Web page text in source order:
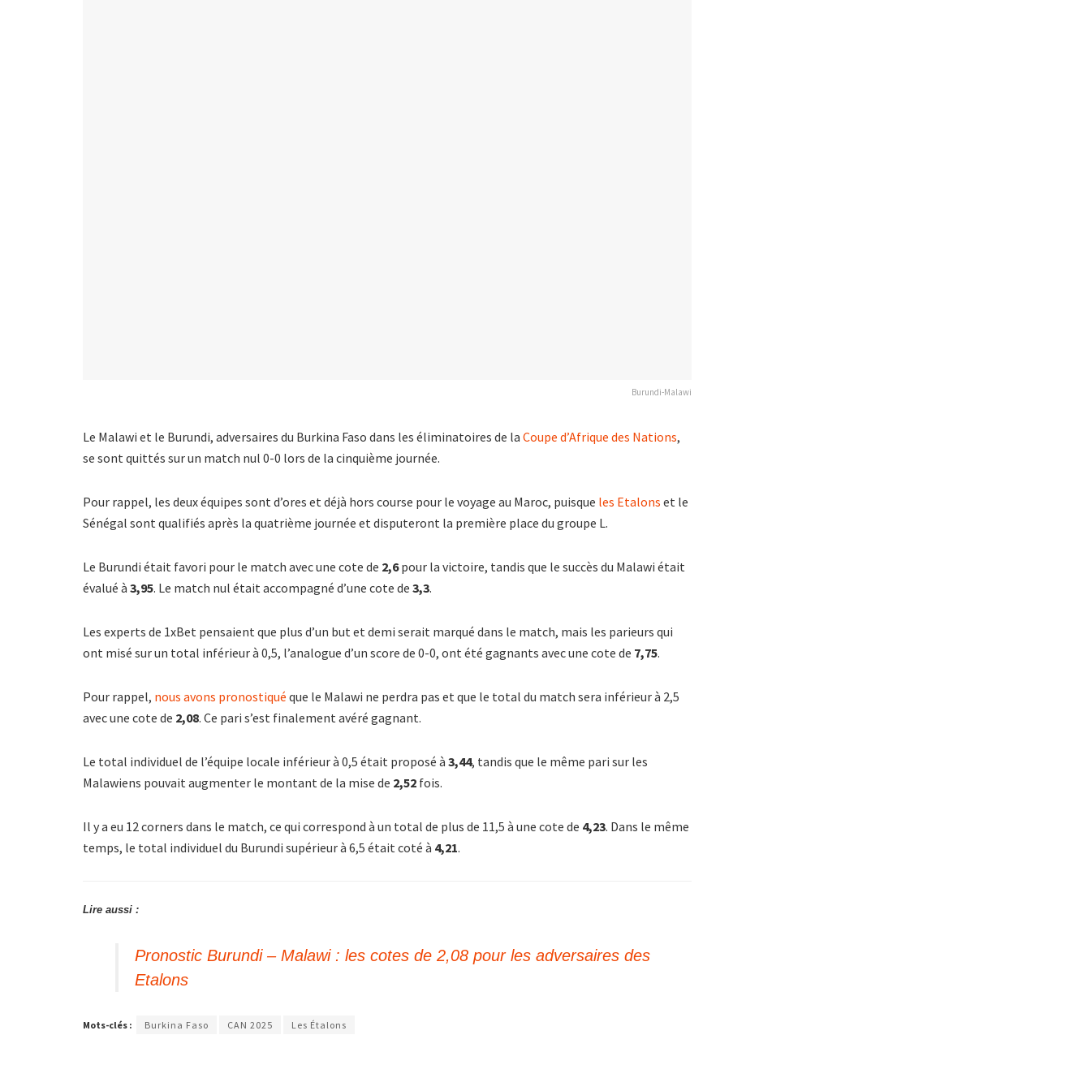
Burundi-Malawi
Le Malawi et le Burundi, adversaires du Burkina Faso dans les éliminatoires de la Coupe d’Afrique des Nations,
se sont quittés sur un match nul 0-0 lors de la cinquième journée.
Pour rappel, les deux équipes sont d’ores et déjà hors course pour le voyage au Maroc, puisque les Etalons et le
Sénégal sont qualifiés après la quatrième journée et disputeront la première place du groupe L.
Le Burundi était favori pour le match avec une cote de 2,6pour la victoire, tandis que le succès du Malawi était
évalué à 3,95. Le match nul était accompagné d’une cote de 3,3.
Les experts de 1xBet pensaient que plus d’un but et demi serait marqué dans le match, mais les parieurs qui
ont misé sur un total inférieur à 0,5, l’analogue d’un score de 0-0, ont été gagnants avec une cote de 7,75.
Pour rappel, nous avons pronostiqué que le Malawi ne perdra pas et que le total du match sera inférieur à 2,5
avec une cote de 2,08. Ce pari s’est finalement avéré gagnant.
Le total individuel de l’équipe locale inférieur à 0,5 était proposé à 3,44, tandis que le même pari sur les
Malawiens pouvait augmenter le montant de la mise de 2,52 fois.
Il y a eu 12 corners dans le match, ce qui correspond à un total de plus de 11,5 à une cote de 4,23. Dans le même
temps, le total individuel du Burundi supérieur à 6,5 était coté à 4,21.
Lire aussi :
Pronostic Burundi – Malawi : les cotes de 2,08 pour les adversaires des
Etalons
Mots-clés : Burkina Faso CAN 2025 Les Étalons